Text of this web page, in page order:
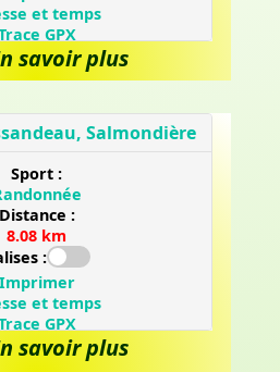
savoir plus
savoir plus